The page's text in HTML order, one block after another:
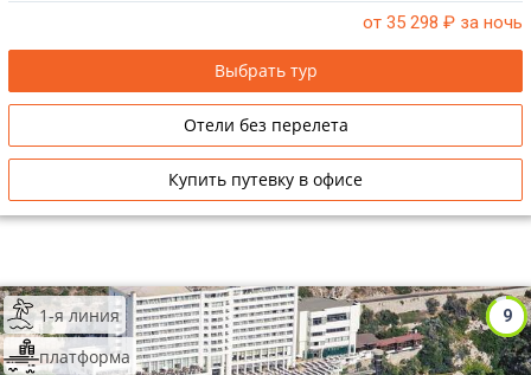
от 35 298 ₽ за ночь
Выбрать тур
Отели без перелета
Купить путевку в офисе
9
1-я линия
платформа